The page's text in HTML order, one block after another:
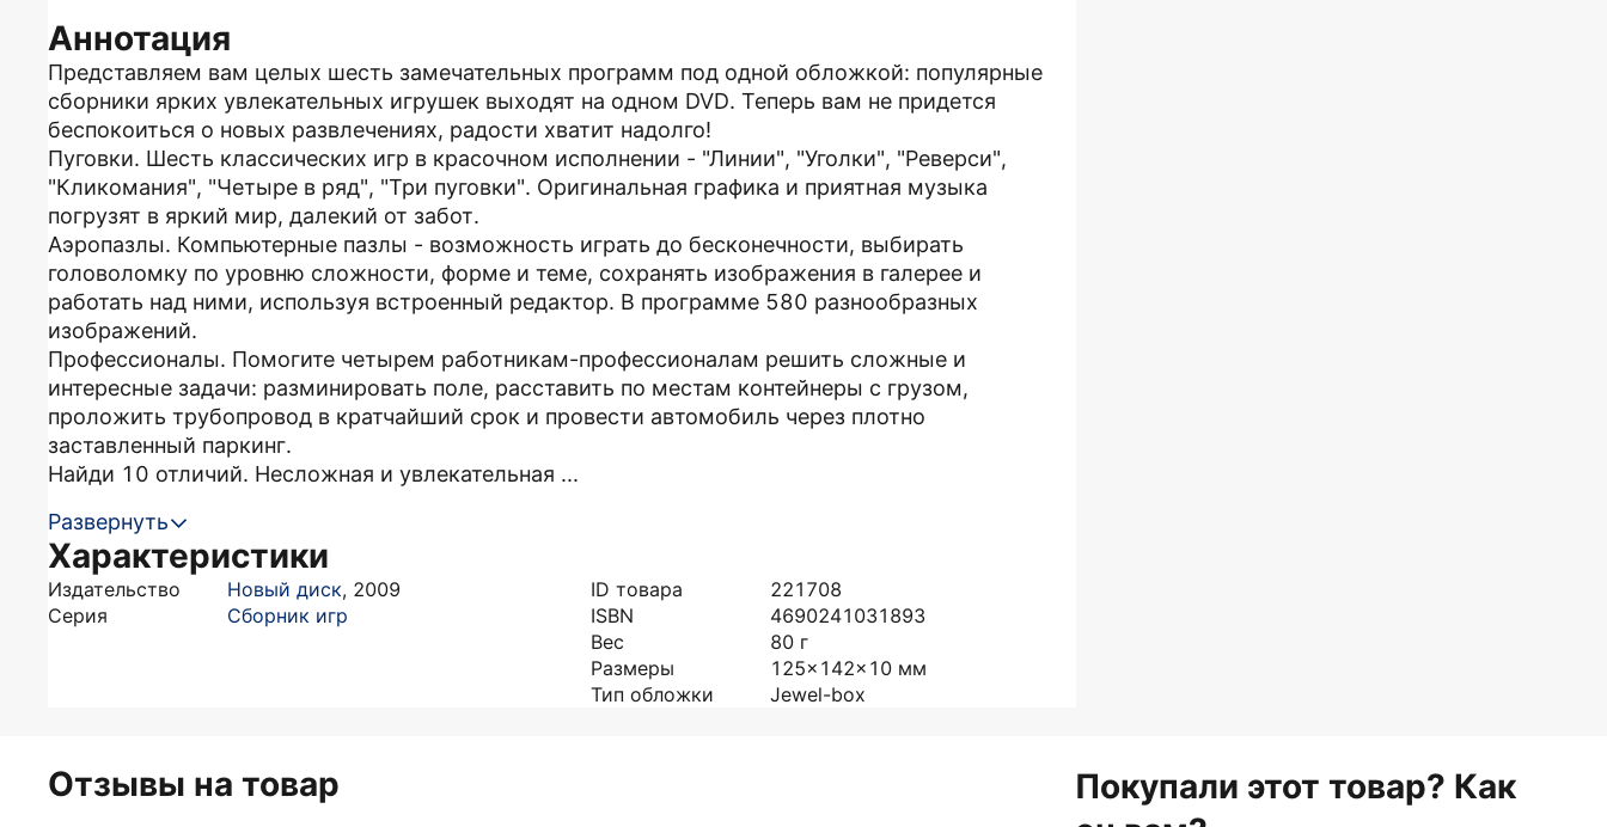
Аннотация
Представляем вам целых шесть замечательных программ под одной обложкой: популярные
сборники ярких увлекательных игрушек выходят на одном DVD. Теперь вам не придется
беспокоиться о новых развлечениях, радости хватит надолго!
Пуговки. Шесть классических игр в красочном исполнении - "Линии", "Уголки", "Реверси",
"Кликомания", "Четыре в ряд", "Три пуговки". Оригинальная графика и приятная музыка
погрузят в яркий мир, далекий от забот.
Аэропазлы. Компьютерные пазлы - возможность играть до бесконечности, выбирать
головоломку по уровню сложности, форме и теме, сохранять изображения в галерее и
работать над ними, используя встроенный редактор. В программе 580 разнообразных
изображений.
Профессионалы. Помогите четырем работникам-профессионалам решить сложные и
интересные задачи: разминировать поле, расставить по местам контейнеры с грузом,
проложить трубопровод в кратчайший срок и провести автомобиль через плотно
заставленный паркинг.
Найди 10 отличий. Несложная и увлекательная ...
Развернуть
Характеристики
Издательство Новый диск, 2009
Серия
Сборник игр
ID товара
221708
ISBN
4690241031893
Вес
80 г
Размеры
125x142x10 мм
Тип обложки
Jewel-box
Отзывы на товар
Покупали этот товар? Как